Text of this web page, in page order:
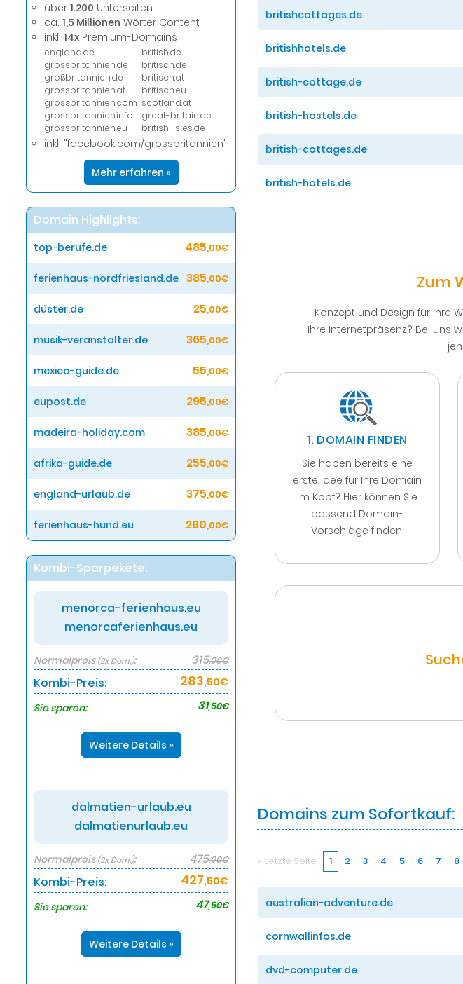
über 1.200 Unterseiten
ca. 1,5 Millionen Wörter Content
inkl. 14x Premium-Domains
england.de
grossbritannien.de
großbritannien.de
grossbritannien.at
grossbritannien.com
grossbritannien.info
grossbritannien.eu
british.de
britisch.de
britisch.at
britisch.eu
scotland.at
great-britain.de
british-isles.de
inkl. "facebook.com/grossbritannien"
Mehr erfahren »
Domain Highlights:
top-berufe.de 485,00€
ferienhaus-nordfriesland.de 385,00€
düster.de 25,00€
musik-veranstalter.de 365,00€
mexico-guide.de 55,00€
eupost.de 295,00€
madeira-holiday.com 385,00€
afrika-guide.de 255,00€
england-urlaub.de 375,00€
ferienhaus-hund.eu 280,00€
Kombi-Sparpekete:
menorca-ferienhaus.eu
menorcaferienhaus.eu
Normalpreis(2x Dom.): 315,00€
Kombi-Preis: 283,50€
Sie sparen:
31,50€
Weitere Details »
dalmatien-urlaub.eu
dalmatienurlaub.eu
Normalpreis(2x Dom.): 475,00€
Kombi-Preis: 427,50€
Sie sparen:
47,50€
Weitere Details »
britishcottages.de
britishhotels.de
british-cottage.de
british-hostels.de
british-cottages.de
british-hotels.de
Zum
Konzept und Design für Ihre
Ihre Internetpräsenz? Bei uns
1. DOMAIN FINDEN
Sie haben bereits eine
erste Idee für Ihre Domain
im Kopf? Hier können Sie
passend Domain-
Vorschläge finden.
Domains zum Sofortkauf:
« Letzte Seite 1 2 3 4 5 6 7 8
australian-adventure.de
cornwallinfos.de
dvd-computer.de